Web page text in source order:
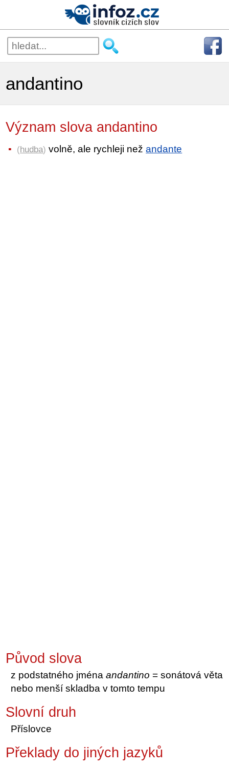
andantino
Význam slova andantino
(hudba) volně, ale rychleji nežandante
Původ slova
z podstatného jménaandantino = sonátová věta
nebo menší skladba v tomto tempu
Slovní druh
Příslovce
Překlady do jiných jazyků